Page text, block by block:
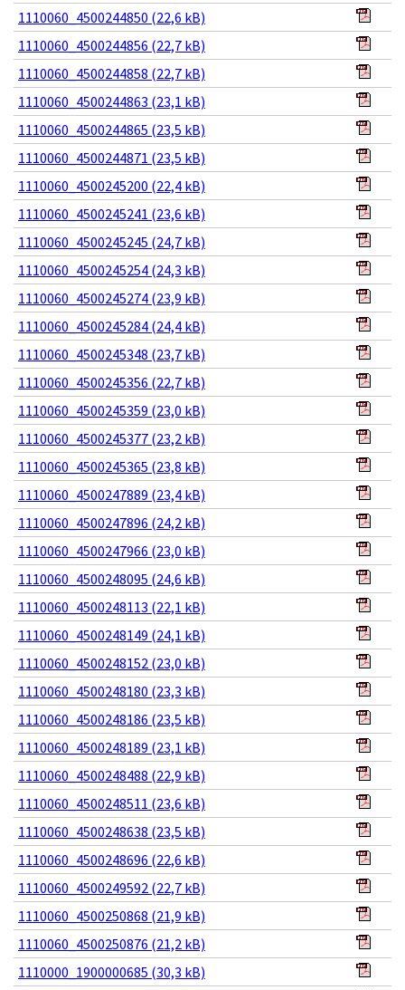
1110060_4500244850 (22,6 kB)
1110060_4500244856 (22,7 kB)
1110060_4500244858 (22,7 kB)
1110060_4500244863 (23,1 kB)
1110060_4500244865 (23,5 kB)
1110060_4500244871 (23,5 kB)
1110060_4500245200 (22,4 kB)
1110060_4500245241 (23,6 kB)
1110060_4500245245 (24,7 kB)
1110060_4500245254 (24,3 kB)
1110060_4500245274 (23,9 kB)
1110060_4500245284 (24,4 kB)
1110060_4500245348 (23,7 kB)
1110060_4500245356 (22,7 kB)
1110060_4500245359 (23,0 kB)
1110060_4500245377 (23,2 kB)
1110060_4500245365 (23,8 kB)
1110060_4500247889 (23,4 kB)
1110060_4500247896 (24,2 kB)
1110060_4500247966 (23,0 kB)
1110060_4500248095 (24,6 kB)
1110060_4500248113 (22,1 kB)
1110060_4500248149 (24,1 kB)
1110060_4500248152 (23,0 kB)
1110060_4500248180 (23,3 kB)
1110060_4500248186 (23,5 kB)
1110060_4500248189 (23,1 kB)
1110060_4500248488 (22,9 kB)
1110060_4500248511 (23,6 kB)
1110060_4500248638 (23,5 kB)
1110060_4500248696 (22,6 kB)
1110060_4500249592 (22,7 kB)
1110060_4500250868 (21,9 kB)
1110060_4500250876 (21,2 kB)
1110000_1900000685 (30,3 kB)